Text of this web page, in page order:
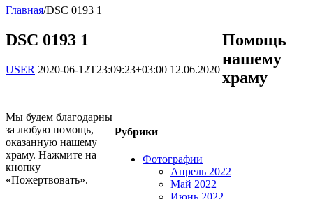
Главная/DSC 0193 1
DSC 0193 1
USER 2020-06-12T23:09:23+03:00 12.06.2020|
Рубрики
Фотографии
Апрель 2022
Май 2022
Помощь
нашему
храму
Мы будем благодарны
за любую помощь,
оказанную нашему
храму. Нажмите на
кнопку
«Пожертвовать».